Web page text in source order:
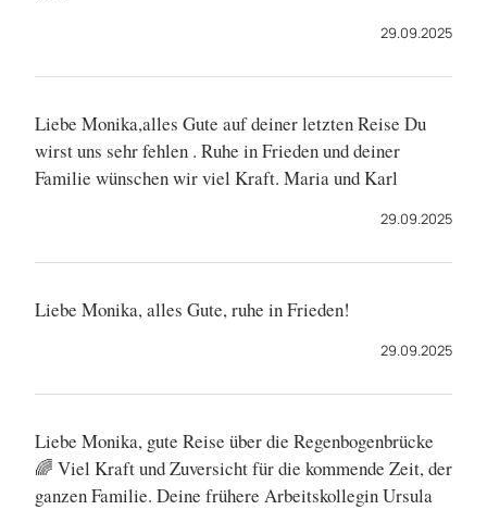
29.09.2025
Liebe Monika,alles Gute auf deiner letzten Reise Du
wirst uns sehr fehlen . Ruhe in Frieden und deiner
Familie wünschen wir viel Kraft. Maria und Karl
29.09.2025
Liebe Monika, alles Gute, ruhe in Frieden!
29.09.2025
Liebe Monika, gute Reise über die Regenbogenbrücke
🌈 Viel Kraft und Zuversicht für die kommende Zeit, der
ganzen Familie. Deine frühere Arbeitskollegin Ursula